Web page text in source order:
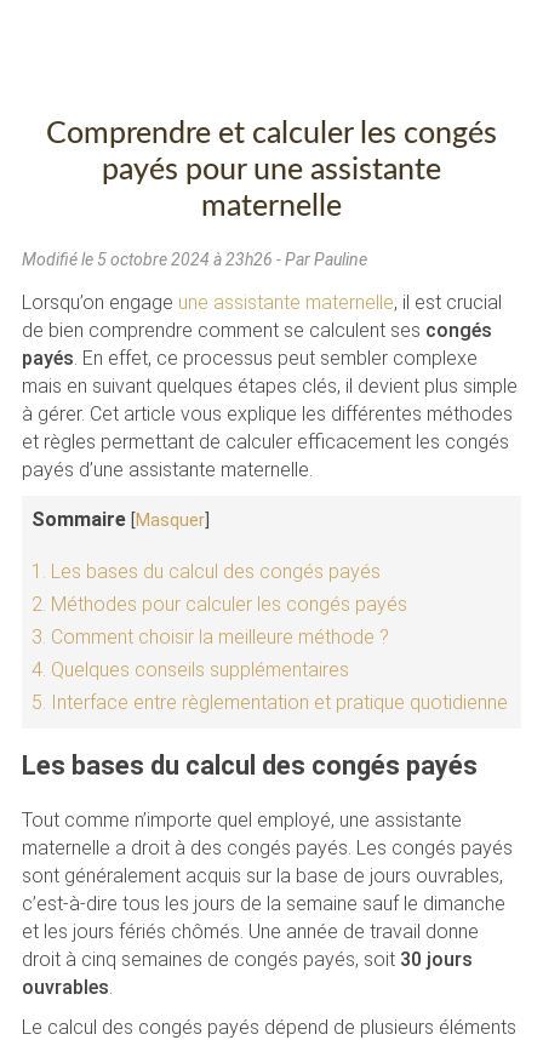
Comprendre et calculer les congés
payés pour une assistante
maternelle
Modifié le 5 octobre 2024 à 23h26 - Par Pauline
Lorsqu’on engage une assistante maternelle, il est crucial
de bien comprendre comment se calculent ses congés
payés. En effet, ce processus peut sembler complexe
mais en suivant quelques étapes clés, il devient plus simple
à gérer. Cet article vous explique les différentes méthodes
et règles permettant de calculer efficacement les congés
payés d’une assistante maternelle.
Sommaire Masquer]
1. Les bases du calcul des congés payés
2. Méthodes pour calculer les congés payés
3. Comment choisir la meilleure méthode ?
4. Quelques conseils supplémentaires
5. Interface entre règlementation et pratique quotidienne
Les bases du calcul des congés payés
Tout comme n’importe quel employé, une assistante
maternelle a droit à des congés payés. Les congés payés
sont généralement acquis sur la base de jours ouvrables,
c’est-à-dire tous les jours de la semaine sauf le dimanche
et les jours fériés chômés. Une année de travail donne
droit à cinq semaines de congés payés, soit 30 jours
ouvrables.
Le calcul des congés payés dépend de plusieurs éléments